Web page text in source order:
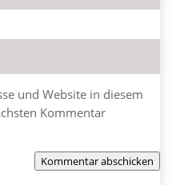
und Website in diesem
Kommentar
Kommentar abschicken